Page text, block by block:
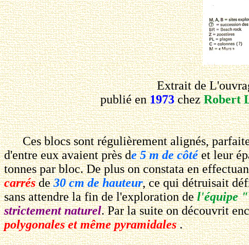
Extrait de
publié en1973chezRobert
Ces blocs sont régulièrement alignés,
d'entre eux avaient près de 5 m de côtéet leur
tonnes par bloc. De plus on constata en
carrésde30 cm de hauteur, ce qui détruisait
sans attendre la fin de l'exploration del'équipe
strictement naturel. Par la suite on découvrit
polygonales et même pyramidales.